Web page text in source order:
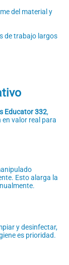
del material y
de trabajo largos
Educator 332,
valor real para
Esto alarga la
y desinfectar,
es prioridad.